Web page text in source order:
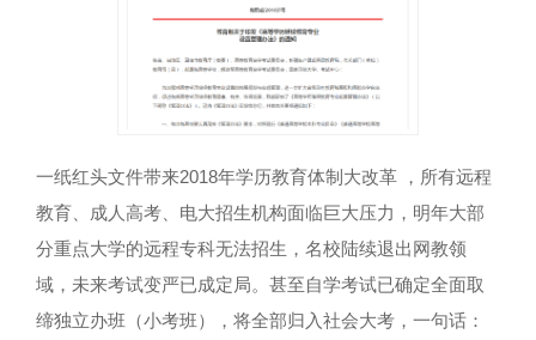
一纸红头文件带来2018年学历教育体制大改革 ，所有远程
教育、成人高考、电大招生机构面临巨大压力，明年大部
分重点大学的远程专科无法招生，名校陆续退出网教领
域，未来考试变严已成定局。甚至自学考试已确定全面取
缔独立办班（小考班），将全部归入社会大考，一句话：